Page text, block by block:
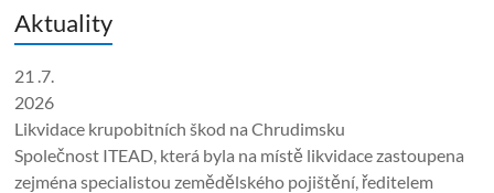
Aktuality
21 .7.
2026
Likvidace krupobitních škod na Chrudimsku
Společnost ITEAD, která byla na místě likvidace zastoupena
zejména specialistou zemědělského pojištění, ředitelem